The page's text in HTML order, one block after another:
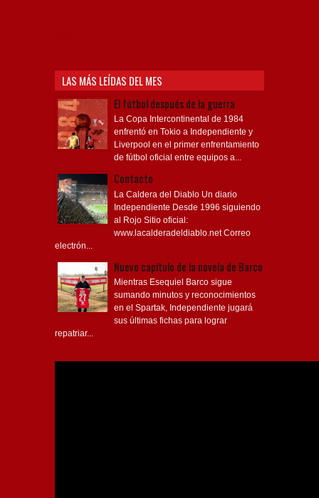
LAS MÁS LEÍDAS DEL MES
El fútbol después de la guerra
La Copa Intercontinental de 1984
enfrentó en Tokio a Independiente y
Liverpool en el primer enfrentamiento
de fútbol oficial entre equipos a...
Contacto
La Caldera del Diablo Un diario
Independiente Desde 1996 siguiendo
al Rojo Sitio oficial:
www.lacalderadeldiablo.net Correo
electrón...
Nuevo capítulo de la novela de Barco
Mientras Esequiel Barco sigue
sumando minutos y reconocimientos
en el Spartak, Independiente jugará
sus últimas fichas para lograr
repatriar...